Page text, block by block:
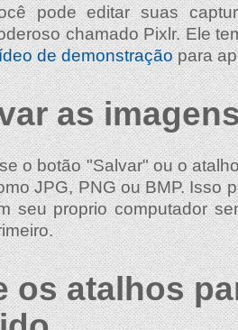
pode editar suas
chamado Pixlr. Ele
de demonstraçãopara
as
o botão "Salvar" ou o
JPG, PNG ou BMP. Isso
seu proprio computador
os atalhos